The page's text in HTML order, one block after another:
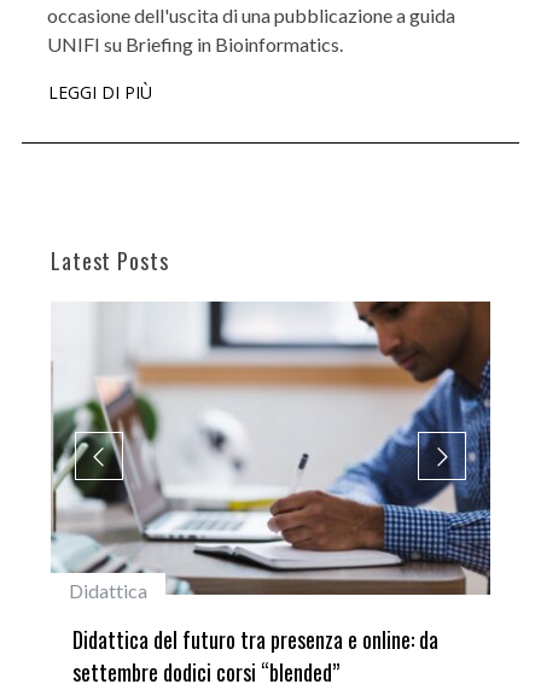
occasione dell'uscita di una pubblicazione a guida
UNIFI su Briefing in Bioinformatics.
LEGGI DI PIÙ
Latest Posts
e online: da
#studentiunifi
Laureata Unifi premiata nella
del Premio “Giancarlo Guasti”